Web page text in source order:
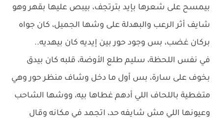
بيمسح على شعرها بإيد بترتجف، بيبص عليها بقهر وهو
شايف أثر الرعب والبهدلة على وشها الجميل، كان جواه
بركان غضب، بس وجود حور بين إيديه كان بيهديه..
في نفس اللحظة، سليم طلع الأوضة، قلبه كان بيدق
بخوف على سارة، بس أول ما دخل وشاف منظر حور وهي
متغطية باللحاف اللي أدهم غطاها بيه، ووشها الشاحب
وعيونها اللي مش شايفه حد، اتجمد في مكانه وقال